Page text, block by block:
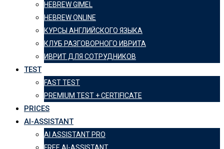
HEBREW GIMEL
HEBREW ONLINE
КУРСЫ АНГЛИЙСКОГО ЯЗЫКА
КЛУБ РАЗГОВОРНОГО ИВРИТА
ИВРИТ ДЛЯ СОТРУДНИКОВ
TEST
FAST TEST
PREMIUM TEST + CERTIFICATE
PRICES
AI-ASSISTANT
AI ASSISTANT PRO